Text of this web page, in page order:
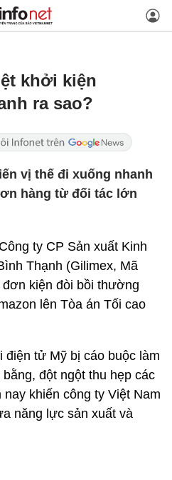
khởi kiện
ra sao?
vị thế đi xuống nhanh
hàng từ đối tác lớn
ty CP Sản xuất Kinh
Thạnh (Gilimex, Mã
kiện đòi bồi thường
lên Tòa án Tối cao
tử Mỹ bị cáo buộc làm
đột ngột thu hẹp các
khiến công ty Việt Nam
năng lực sản xuất và